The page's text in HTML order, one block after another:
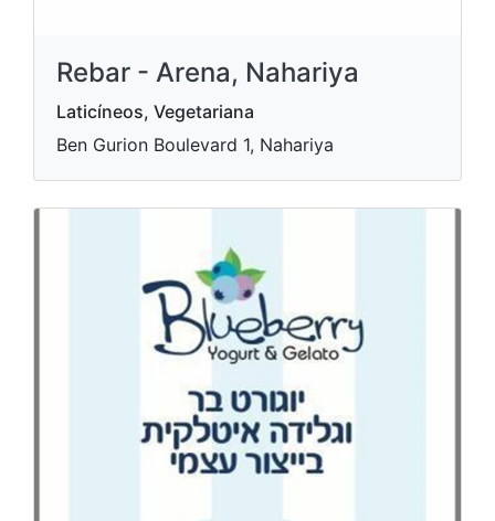
Rebar - Arena, Nahariya
Laticíneos, Vegetariana
Ben Gurion Boulevard 1, Nahariya